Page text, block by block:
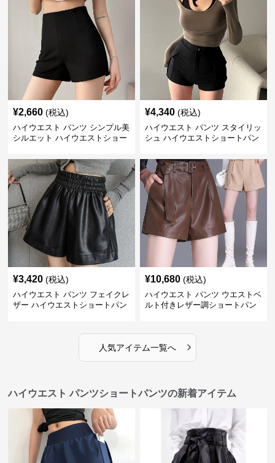
¥2,660 (税込)
ハイウエスト パンツ シンプル美
シルエット ハイウエストショー
¥4,340 (税込)
ハイウエスト パンツ スタイリッ
シュ ハイウエストショートパン
¥3,420 (税込)
ハイウエスト パンツ フェイクレ
ザー ハイウエストショートパン
¥10,680 (税込)
ハイウエスト パンツ ウエストベ
ルト付きレザー調ショートパン
人気アイテム一覧へ ›
ハイウエスト パンツショートパンツの新着アイテム